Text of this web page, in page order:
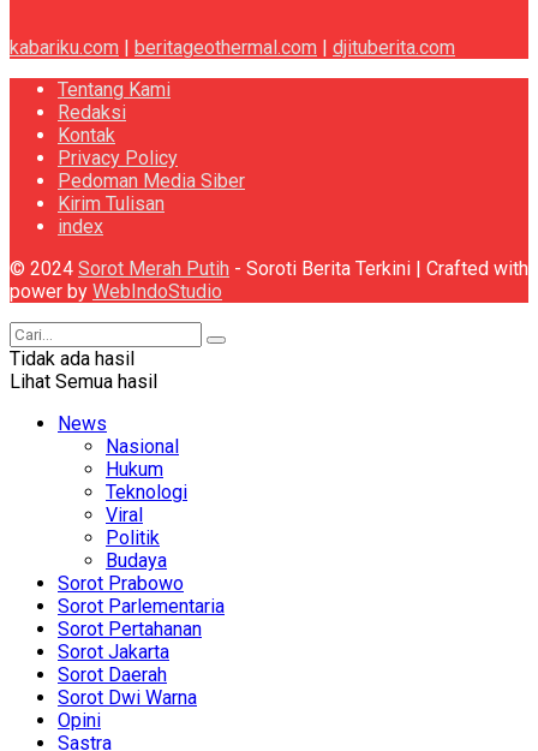
kabariku.com beritageothermal.com
djituberita.com
Tentang Kami
Redaksi
Kontak
Privacy Policy
Pedoman Media Siber
Kirim Tulisan
index
© 2024 Sorot Merah Putih - Soroti Berita Terkini | Crafted with
power by WebIndoStudio
Tidak ada hasil
Lihat Semua hasil
News
Nasional
Hukum
Teknologi
Viral
Politik
Budaya
Sorot Prabowo
Sorot Parlementaria
Sorot Pertahanan
Sorot Jakarta
Sorot Daerah
Sorot Dwi Warna
Opini
Sastra